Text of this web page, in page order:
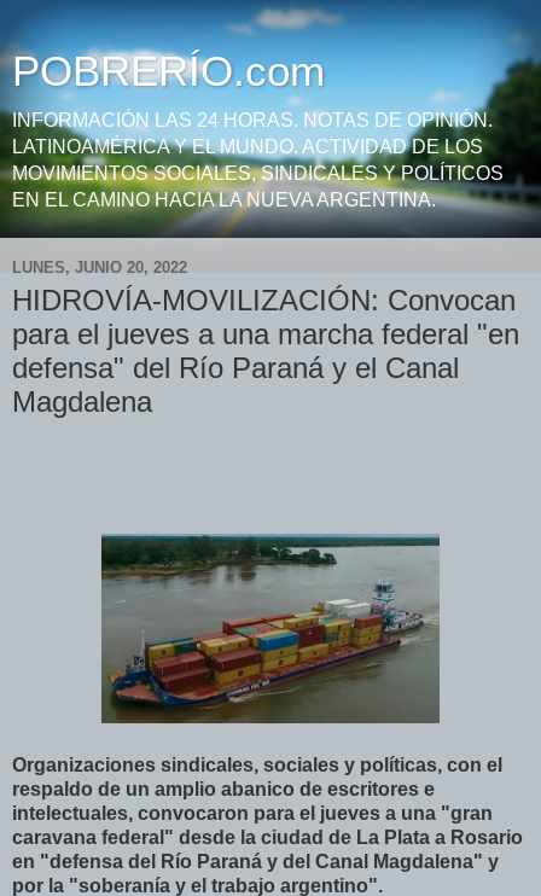
POBRERÍO.com
INFORMACIÓN LAS 24 HORAS. NOTAS DE OPINIÓN.
LATINOAMÉRICA Y EL MUNDO. ACTIVIDAD DE LOS
MOVIMIENTOS SOCIALES, SINDICALES Y POLÍTICOS
EN EL CAMINO HACIA LA NUEVA ARGENTINA.
LUNES, JUNIO 20, 2022
HIDROVÍA-MOVILIZACIÓN: Convocan
para el jueves a una marcha federal "en
defensa" del Río Paraná y el Canal
Magdalena
Organizaciones sindicales, sociales y políticas, con el
respaldo de un amplio abanico de escritores e
intelectuales, convocaron para el jueves a una "gran
caravana federal" desde la ciudad de La Plata a Rosario
en "defensa del Río Paraná y del Canal Magdalena" y
por la "soberanía y el trabajo argentino".